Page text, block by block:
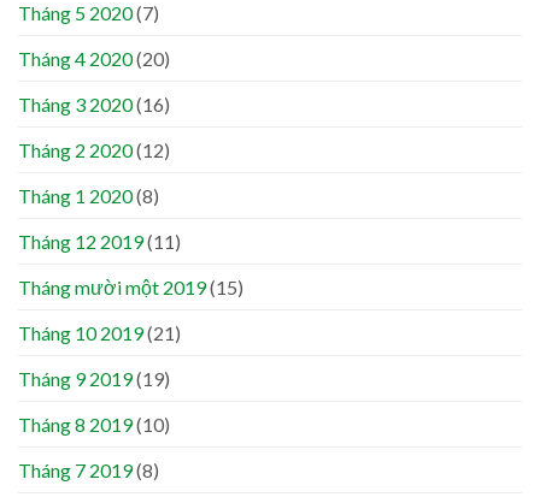
Tháng 5 2020(7)
Tháng 4 2020(20)
Tháng 3 2020(16)
Tháng 2 2020(12)
Tháng 1 2020(8)
Tháng 12 2019(11)
Tháng mười một 2019(15)
Tháng 10 2019(21)
Tháng 9 2019(19)
Tháng 8 2019(10)
Tháng 7 2019(8)